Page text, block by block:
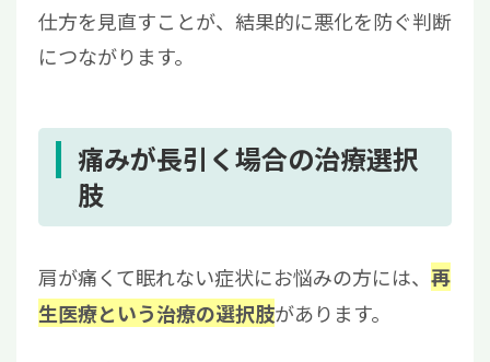
仕方を見直すことが、結果的に悪化を防ぐ判断
につながります。
痛みが長引く場合の治療選択
肢
肩が痛くて眠れない症状にお悩みの方には、 再
生医療という治療の選択肢があります。